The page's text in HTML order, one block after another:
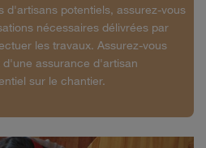
d'artisans potentiels, assurez-vous
nécessaires délivrées par
les travaux. Assurez-vous
assurance d'artisan
sur le chantier.